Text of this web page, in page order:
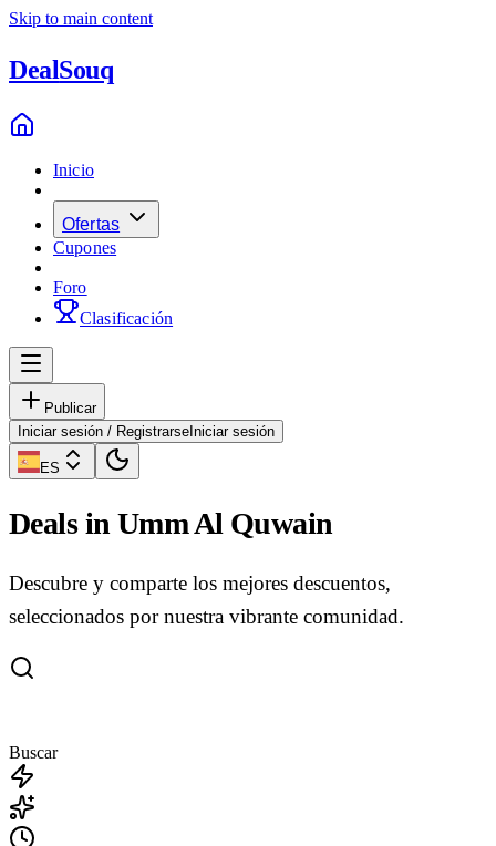
Skip to main content
DealSouq
Inicio
Ofertas
Cupones
Foro
Clasificación
Publicar
Iniciar sesión / Registrarse Iniciar sesión
ES
Deals in Umm Al Quwain
Descubre y comparte los mejores descuentos,
seleccionados por nuestra vibrante comunidad.
Buscar